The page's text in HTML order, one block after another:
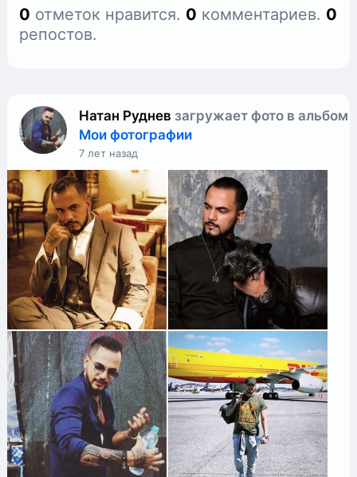
0 отметок нравится. 0 комментариев. 0
репостов.
Натан Руднев загружает фото в альбом
Мои фотографии
7 лет назад